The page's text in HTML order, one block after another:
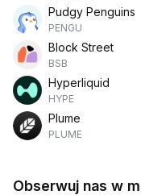
Pudgy Penguins
PENGU
Block Street
BSB
Hyperliquid
HYPE
Plume
PLUME
Obserwuj nas w